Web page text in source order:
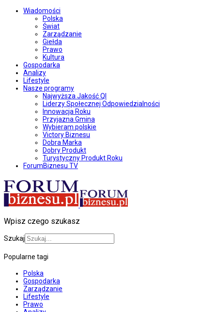
Wiadomości
Polska
Świat
Zarządzanie
Giełda
Prawo
Kultura
Gospodarka
Analizy
Lifestyle
Nasze programy
Najwyższa Jakość QI
Liderzy Społecznej Odpowiedzialności
Innowacja Roku
Przyjazna Gmina
Wybieram polskie
Victory Biznesu
Dobra Marka
Dobry Produkt
Turystyczny Produkt Roku
ForumBiznesu TV
Wpisz czego szukasz
Szukaj
Popularne tagi
Polska
Gospodarka
Zarządzanie
Lifestyle
Prawo